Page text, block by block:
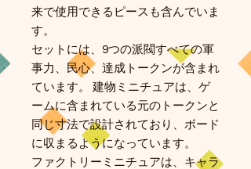
来で使用できるピースも含んでいま
す。
セットには、9つの派閥すべての軍
事力、民心、達成トークンが含まれ
ています。 建物ミニチュアは、ゲ
ームに含まれている元のトークンと
同じ寸法で設計されており、ボード
に収まるようになっています。
ファクトリーミニチュアは、キャラ